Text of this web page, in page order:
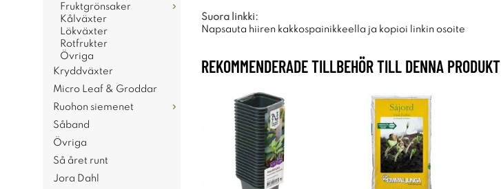
Fruktgrönsaker
Kålväxter
Lökväxter
Rotfrukter
Övriga
Kryddväxter
Micro Leaf & Groddar
Ruohon siemenet
Såband
Övriga
Så året runt
Jora Dahl
Suora linkki:
Napsauta hiiren kakkospainikkeella ja kopioi linkin osoite
REKOMMENDERADE TILLBEHÖR TILL DENNA PRODUKT